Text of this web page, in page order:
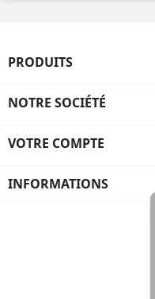
PRODUITS
NOTRE SOCIÉTÉ
VOTRE COMPTE
INFORMATIONS